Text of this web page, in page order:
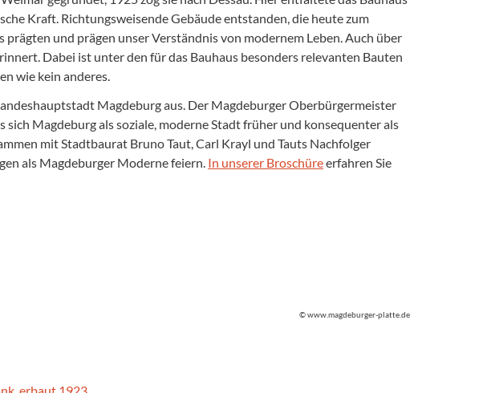
Kraft. Richtungsweisende Gebäude entstanden, die heute zum
prägten und prägen unser Verständnis von modernem Leben. Auch über
Dabei ist unter den für das Bauhaus besonders relevanten Bauten
wie kein anderes.
Magdeburg aus. Der Magdeburger Oberbürgermeister
Magdeburg als soziale, moderne Stadt früher und konsequenter als
mit Stadtbaurat Bruno Taut, Carl Krayl und Tauts Nachfolger
als Magdeburger Moderne feiern. In unserer Broschüreerfahren Sie
© www.magdeburger-platte.de